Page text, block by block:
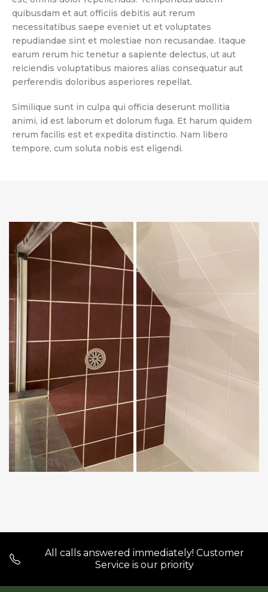
quibusdam et aut officiis debitis aut rerum
necessitatibus saepe eveniet ut et voluptates
repudiandae sint et molestiae non recusandae. Itaque
earum rerum hic tenetur a sapiente delectus, ut aut
reiciendis voluptatibus maiores alias consequatur aut
perferendis doloribus asperiores repellat.
Similique sunt in culpa qui officia deserunt mollitia
animi, id est laborum et dolorum fuga. Et harum quidem
rerum facilis est et expedita distinctio. Nam libero
tempore, cum soluta nobis est eligendi.
All calls answered immediately! Customer
Service is our priority